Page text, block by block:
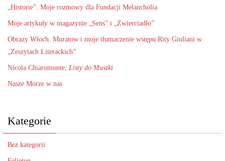
„Historie”. Moje rozmowy dla Fundacji Melancholia
Moje artykuły w magazynie „Sens” i „Zwierciadło”
Obrazy Włoch. Muratow i moje tłumaczenie wstępu Rity Giuliani w
„Zeszytach Literackich”
Nicola Chiaromonte, Listy do Muszki
Nasze Morze w nas
Kategorie
Bez kategorii